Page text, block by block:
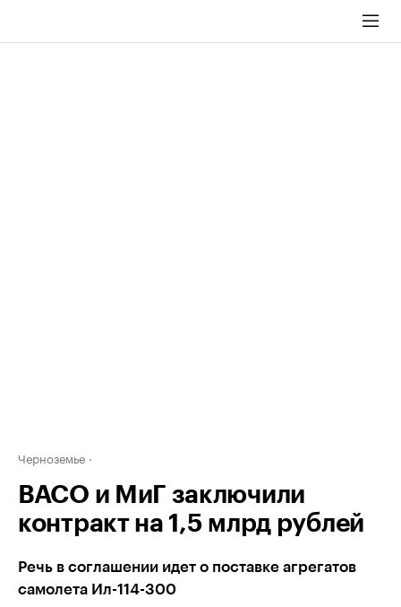
Черноземье
ВАСО и МиГ заключили
контракт на 1,5 млрд рублей
Речь в соглашении идет о поставке агрегатов
самолета Ил-114-300